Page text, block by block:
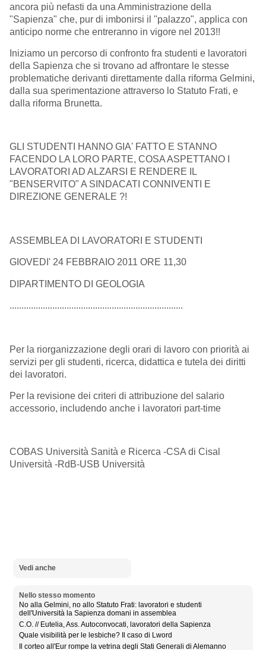
ancora più nefasti da una Amministrazione della
"Sapienza" che, pur di imbonirsi il "palazzo", applica con
anticipo norme che entreranno in vigore nel 2013!!
Iniziamo un percorso di confronto fra studenti e lavoratori
della Sapienza che si trovano ad affrontare le stesse
problematiche derivanti direttamente dalla riforma Gelmini,
dalla sua sperimentazione attraverso lo Statuto Frati, e
dalla riforma Brunetta.
GLI STUDENTI HANNO GIA' FATTO E STANNO
FACENDO LA LORO PARTE, COSA ASPETTANO I
LAVORATORI AD ALZARSI E RENDERE IL
"BENSERVITO" A SINDACATI CONNIVENTI E
DIREZIONE GENERALE ?!
ASSEMBLEA DI LAVORATORI E STUDENTI
GIOVEDI' 24 FEBBRAIO 2011 ORE 11,30
DIPARTIMENTO DI GEOLOGIA
.........................................................................
Per la riorganizzazione degli orari di lavoro con priorità ai
servizi per gli studenti, ricerca, didattica e tutela dei diritti
dei lavoratori.
Per la revisione dei criteri di attribuzione del salario
accessorio, includendo anche i lavoratori part-time
COBAS Università Sanità e Ricerca -CSA di Cisal
Università -RdB-USB Università
Vedi anche
Nello stesso momento
No alla Gelmini, no allo Statuto Frati: lavoratori e studenti
dell'Università la Sapienza domani in assemblea
C.O. // Eutelia, Ass. Autoconvocati, lavoratori della Sapienza
Quale visibilità per le lesbiche? Il caso di Lword
Il corteo all'Eur rompe la vetrina degli Stati Generali di Alemanno